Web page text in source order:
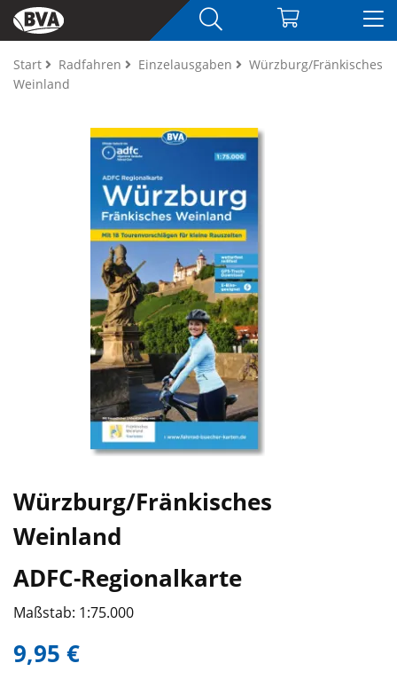
Start Radfahren Einzelausgaben
Würzburg/Fränkisches
Weinland
Würzburg/Fränkisches
Weinland
ADFC-Regionalkarte
Maßstab: 1:75.000
9,95 €